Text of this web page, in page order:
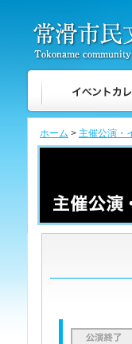
ホーム > 主催公演・